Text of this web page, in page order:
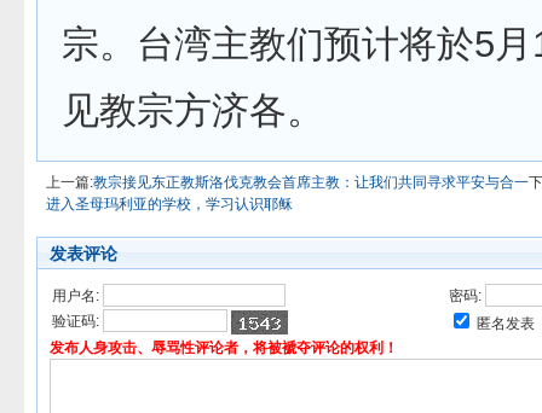
宗。台湾主教们预计将於5
见教宗方济各。
上一篇:教宗接见东正教斯洛伐克教会首席主教：让我们共同寻求平安与合一
进入圣母玛利亚的学校，学习认识耶稣
发表评论
用户名:
密码:
验证码:
匿名发表
发布人身攻击、辱骂性评论者，将被褫夺评论的权利！